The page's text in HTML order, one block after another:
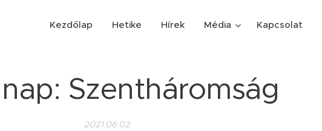
Kezdőlap Hetike Hírek Média Kapcsolat
Szentháromság
2021.06.02